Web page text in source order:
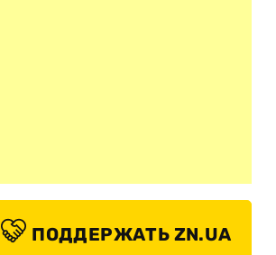
ПОДДЕРЖАТЬ ZN.UA